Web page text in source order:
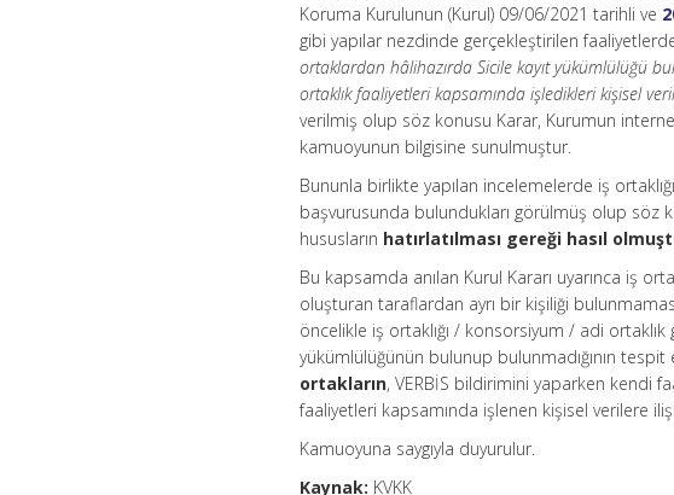
Koruma Kurulunun (Kurul) 09/06/2021 tarihli ve
gibi yapılar nezdinde gerçekleştirilen
ortaklardan hâlihazırda Sicile kayıt yükümlülüğü
ortaklık faaliyetleri kapsamında işledikleri kişisel
verilmiş olup söz konusu Karar, Kurumun
kamuoyunun bilgisine sunulmuştur.
Bununla birlikte yapılan incelemelerde iş
başvurusunda bulundukları görülmüş olup söz
hususların hatırlatılması gereği hasıl
Bu kapsamda anılan Kurul Kararı uyarınca iş
oluşturan taraflardan ayrı bir kişiliği
öncelikle iş ortaklığı / konsorsiyum / adi ortaklık
yükümlülüğünün bulunup bulunmadığının
ortakların, VERBİS bildirimini yaparken kendi
faaliyetleri kapsamında işlenen kişisel verilere
Kamuoyuna saygıyla duyurulur.
Kaynak: KVKK